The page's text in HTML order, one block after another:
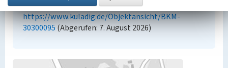
Kultur.Landschaft.Digital. URL:
https://www.kuladig.de/Objektansicht/BKM-
30300095(Abgerufen: 7. August 2026)